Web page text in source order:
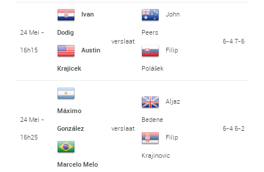
24 Mei -
16h15
Ivan
Dodig
Austin
Krajicek
verslaat
John
Peers
Filip
Polášek
6-4 7-6
24 Mei -
16h25
Máximo
González
Marcelo Melo
verslaat
Aljaz
Bedene
Filip
Krajinovic
6-4 6-2